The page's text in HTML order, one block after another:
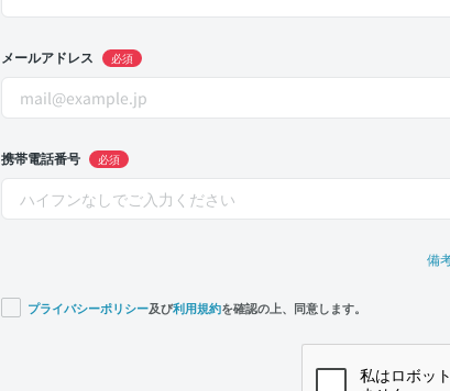
メールアドレス 必須
携帯電話番号 必須
備
プライバシーポリシー及び利用規約を確認の上、同意します。